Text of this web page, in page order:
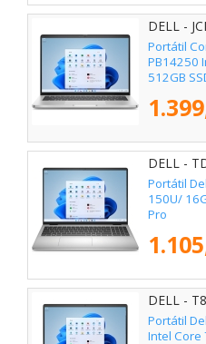
DELL -
Portátil
PB14250
512GB
DELL -
Portátil
150U/
Pro
DELL -
Portátil
Intel Core